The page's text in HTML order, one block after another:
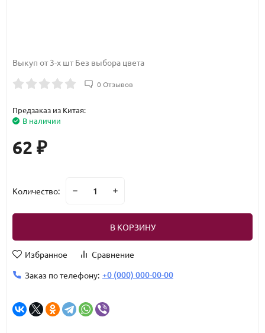
Выкуп от 3-х шт Без выбора цвета
0 Отзывов
Предзаказ из Китая:
В наличии
62 ₽
Количество:
В КОРЗИНУ
Избранное
Сравнение
Заказ по телефону: +0 (000) 000-00-00